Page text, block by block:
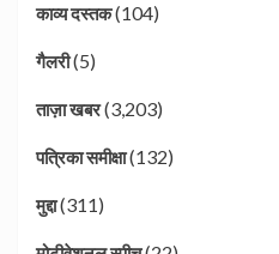
काव्य दस्तक(104)
गैलरी(5)
ताज़ा खबर(3,203)
पत्रिका समीक्षा(132)
मुद्दा(311)